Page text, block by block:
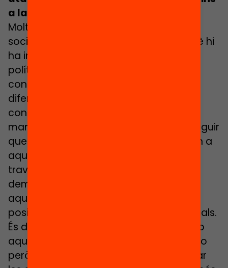
a la Creu Roja i entitats comunitàries.
Moltes entitats i organitzacions de la
societat civil es veuen atacades perquè hi
ha interessos. Hi ha una sèrie de forces
polítiques i moviments que tenen una
concepció del que és la societat molt
diferent del que han estat els grans
consensos dels últims anys. I una de les
maneres que tenen d’actuar és aconseguir
que més sectors de la població s’agafin a
aquestes idees i que són molt hàbils a
través de les xarxes socials, i l’altra és
demonitzar, atacar, castigar, a totes
aquestes organitzacions que es
posicionen a favor dels drets fonamentals.
És desagradable i hem de conviure amb
aquest context més hostil i gestionar-ho
però sense que ens limiti. I has de buscar